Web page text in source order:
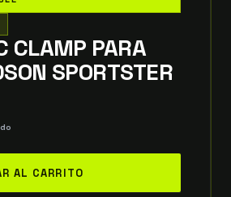
CLAMP PARA
SPORTSTER
AL CARRITO